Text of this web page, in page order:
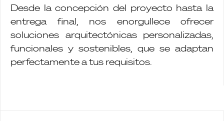
Desde la concepción del proyecto hasta la
entrega final, nos enorgullece ofrecer
soluciones arquitectónicas personalizadas,
funcionales y sostenibles, que se adaptan
perfectamente a tus requisitos.